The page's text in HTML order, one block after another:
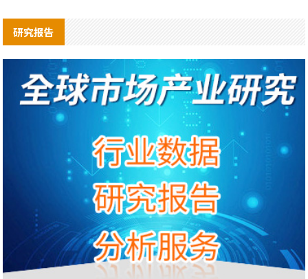
研究报告